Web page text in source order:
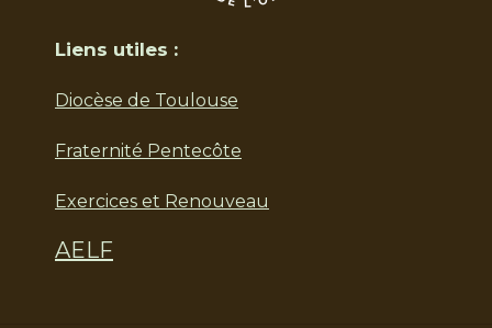
Liens utiles :
Diocèse de Toulouse
Fraternité Pentecôte
Exercices et Renouveau
AELF